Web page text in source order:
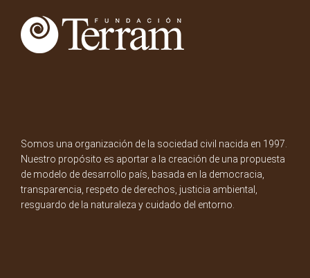
Somos una organización de la sociedad civil nacida en 1997.
Nuestro propósito es aportar a la creación de una propuesta
de modelo de desarrollo país, basada en la democracia,
transparencia, respeto de derechos, justicia ambiental,
resguardo de la naturaleza y cuidado del entorno.